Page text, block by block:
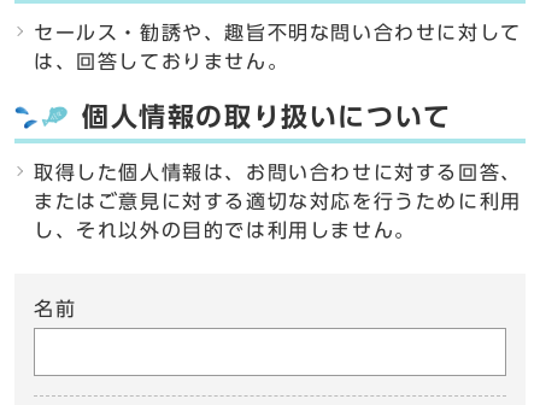
セールス・勧誘や、趣旨不明な問い合わせに対して
は、回答しておりません。
個人情報の取り扱いについて
取得した個人情報は、お問い合わせに対する回答、
またはご意見に対する適切な対応を行うために利用
し、それ以外の目的では利用しません。
名前